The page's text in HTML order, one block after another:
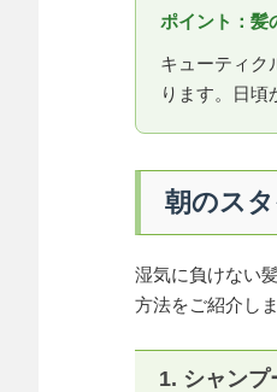
ポイント：髪
キューティク
ります。日
朝のス
湿気に負けない
方法をご紹介しま
1. シャン